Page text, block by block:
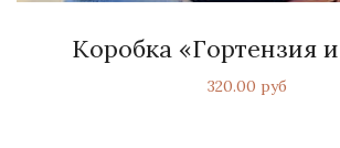
Коробка «Гортензия
320.00 руб